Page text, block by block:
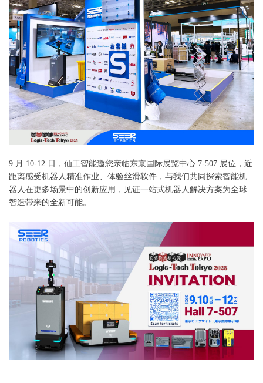
9 月 10-12 日，仙工智能邀您亲临东京国际展览中心 7-507 展位，近
距离感受机器人精准作业、体验丝滑软件，与我们共同探索智能机
器人在更多场景中的创新应用，见证一站式机器人解决方案为全球
智造带来的全新可能。